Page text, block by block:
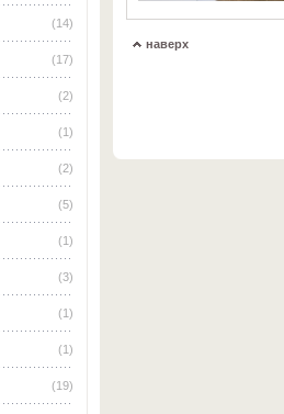
(14)
(17)
(2)
(1)
(2)
(5)
(1)
(3)
(1)
(1)
(19)
наверх